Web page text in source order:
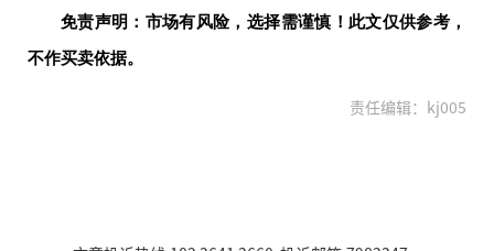
免责声明：市场有风险，选择需谨慎！此文仅供参考，
不作买卖依据。
责任编辑：kj005